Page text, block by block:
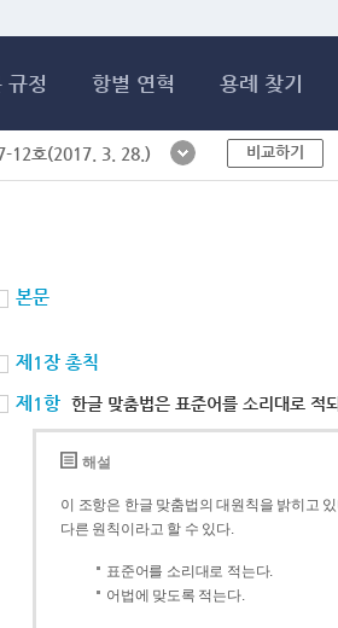
규정 항별 연혁 용례 찾기
12호(2017. 3. 28.) 비교하기
본문
제1장 총칙
제1항 한글 맞춤법은 표준어를 소리대로 적
해설
이 조항은 한글 맞춤법의 대원칙을 밝히고
다른 원칙이라고 할 수 있다.
표준어를 소리대로 적는다.
어법에 맞도록 적는다.